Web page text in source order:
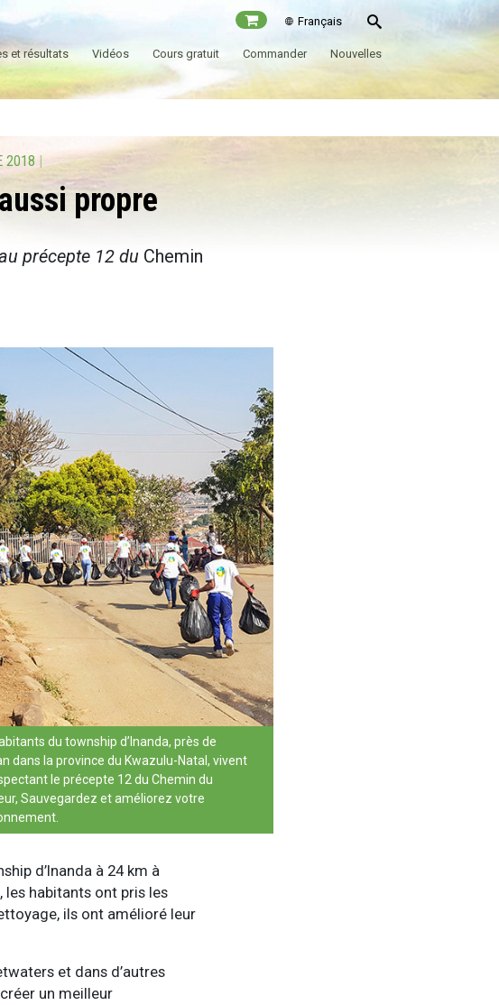
Français
et résultats Vidéos Cours gratuit Commander Nouvelles
2018 |
propre
précepte 12 du Chemin
du township d’Inanda, près de
dans la province du Kwazulu-Natal, vivent
le précepte 12 du Chemin du
Sauvegardez et améliorez votre
d’Inanda à 24 km à
les habitants ont pris les
ils ont amélioré leur
et dans d’autres
un meilleur